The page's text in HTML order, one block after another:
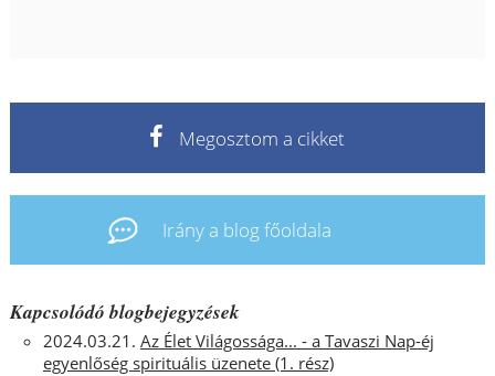
Megosztom a cikket
Irány a blog főoldala
Kapcsolódó blogbejegyzések
2024.03.21. Az Élet Világossága... - a Tavaszi Nap-éj
egyenlőség spirituális üzenete (1. rész)